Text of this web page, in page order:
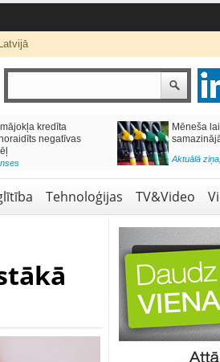
kredīta
negatīvas
Mēneša
Aktuālā ziņa,
Tehnoloģijas TV&Video